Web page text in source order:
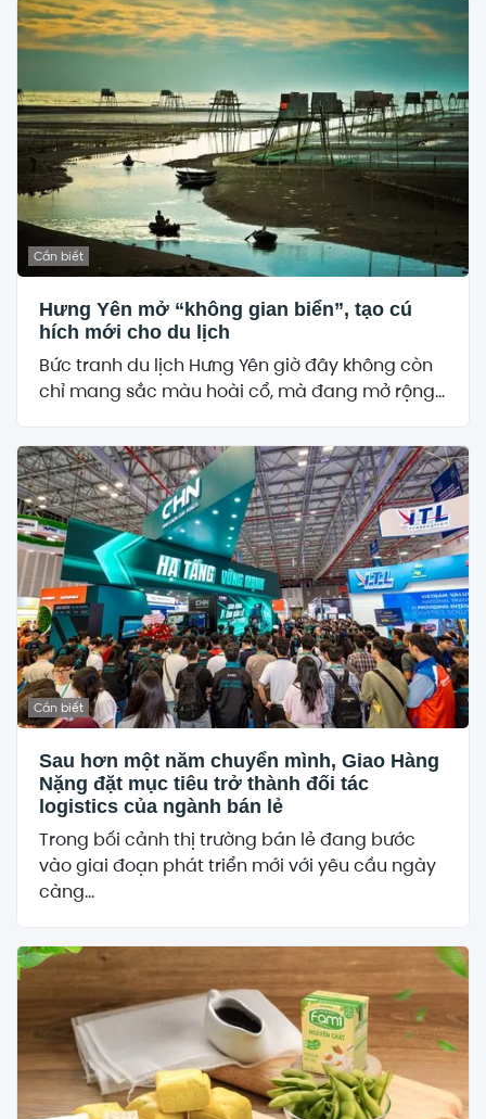
Cần biết
Hưng Yên mở “không gian biển”, tạo cú
hích mới cho du lịch
Bức tranh du lịch Hưng Yên giờ đây không còn
chỉ mang sắc màu hoài cổ, mà đang mở rộng...
Cần biết
Sau hơn một năm chuyển mình, Giao Hàng
Nặng đặt mục tiêu trở thành đối tác
logistics của ngành bán lẻ
Trong bối cảnh thị trường bán lẻ đang bước
vào giai đoạn phát triển mới với yêu cầu ngày
càng...